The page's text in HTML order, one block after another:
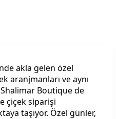
akla gelen özel
aranjmanları ve aynı
Boutique de
çiçek siparişi
taşıyor. Özel günler,